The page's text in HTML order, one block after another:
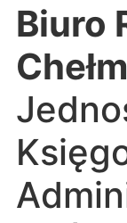
Biuro